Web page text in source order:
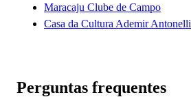
Maracaju Clube de Campo
Casa da Cultura Ademir Antonelli
Perguntas frequentes